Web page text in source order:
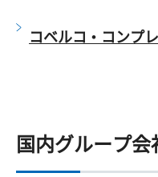
コベルコ・コンプ
国内グループ会